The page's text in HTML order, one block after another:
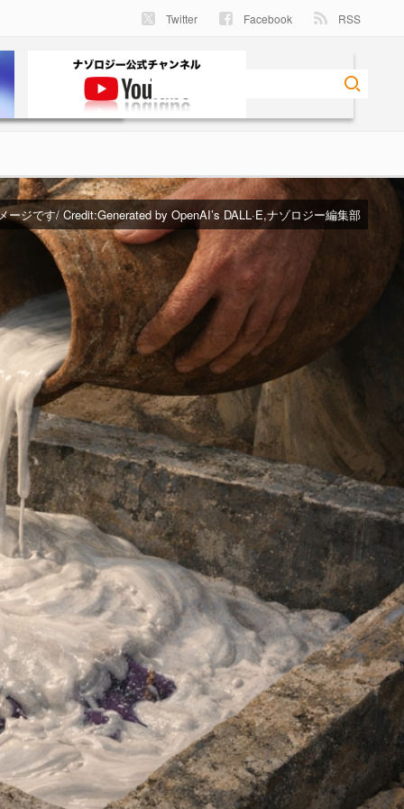
Twitter Facebook RSS
ージです/ Credit:Generated by OpenAI’s DALL·E,ナゾロジー編集部